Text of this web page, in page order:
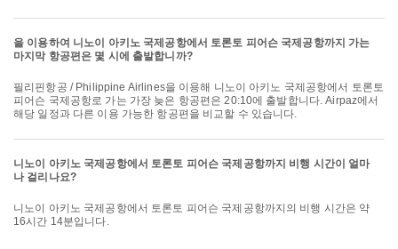
을 이용하여 니노이 아키노 국제공항에서 토론토 피어슨 국제공항까지 가는
마지막 항공편은 몇 시에 출발합니까?
필리핀항공 / Philippine Airlines을 이용해 니노이 아키노 국제공항에서 토론토
피어슨 국제공항로 가는 가장 늦은 항공편은 20:10에 출발합니다. Airpaz에서
해당 일정과 다른 이용 가능한 항공편을 비교할 수 있습니다.
니노이 아키노 국제공항에서 토론토 피어슨 국제공항까지 비행 시간이 얼마
나 걸리나요?
니노이 아키노 국제공항에서 토론토 피어슨 국제공항까지의 비행 시간은 약
16시간 14분입니다.